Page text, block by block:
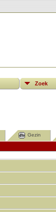
Zoek
Gezin